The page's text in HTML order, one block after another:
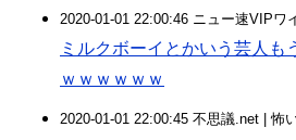
2020-01-01 22:00:46 ニュー速VIPワ
ミルクボーイとかいう芸人も
ｗｗｗｗｗｗ
2020-01-01 22:00:45 不思議.net | 怖